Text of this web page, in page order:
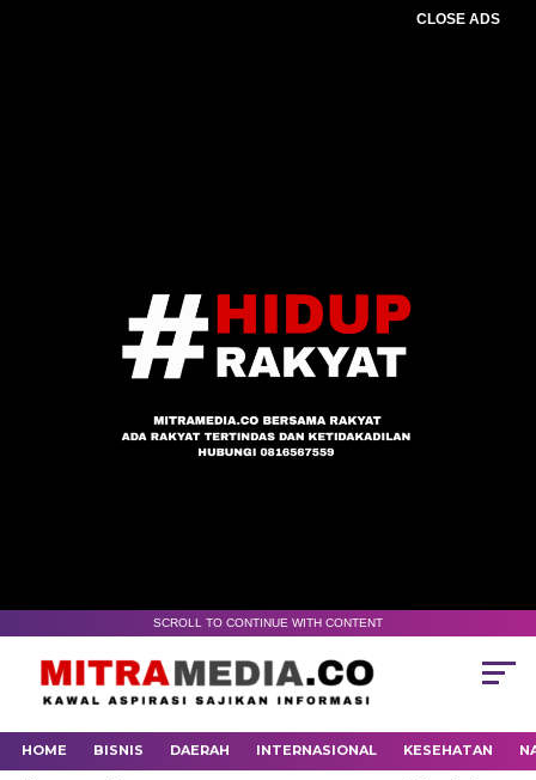
CLOSE ADS
SCROLL TO CONTINUE WITH CONTENT
HOME BISNIS DAERAH INTERNASIONAL KESEHATAN